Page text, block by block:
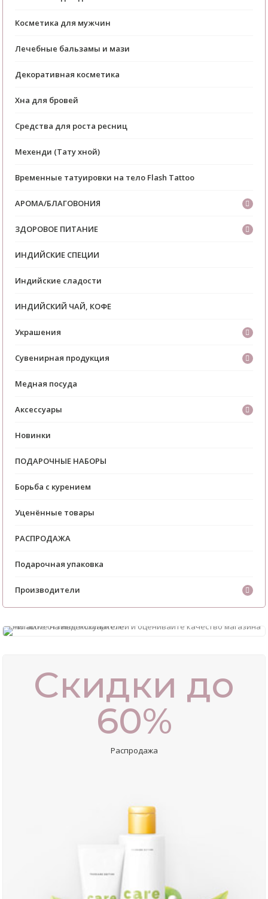
Косметика для мужчин
Лечебные бальзамы и мази
Декоративная косметика
Хна для бровей
Средства для роста ресниц
Мехенди (Тату хной)
Временные татуировки на тело Flash Tattoo
АРОМА/БЛАГОВОНИЯ
ЗДОРОВОЕ ПИТАНИЕ
ИНДИЙСКИЕ СПЕЦИИ
Индийские сладости
ИНДИЙСКИЙ ЧАЙ, КОФЕ
Украшения
Сувенирная продукция
Медная посуда
Аксессуары
Новинки
ПОДАРОЧНЫЕ НАБОРЫ
Борьба с курением
Уценённые товары
РАСПРОДАЖА
Подарочная упаковка
Производители
Скидки до
60%
Распродажа